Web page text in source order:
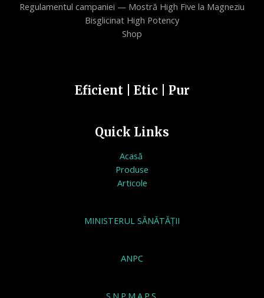
Regulamentul campaniei — Mostră High Five la Magneziu
Bisglicinat High Potency
Shop
Eficient | Etic | Pur
Quick Links
Acasă
Produse
Articole
MINISTERUL SĂNĂTĂȚII
ANPC
S.N.P.M.A.P.S.